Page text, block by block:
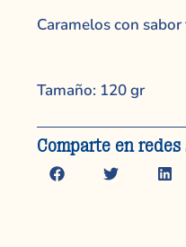
Caramelos con sabor
Tamaño: 120 gr
Comparte en redes